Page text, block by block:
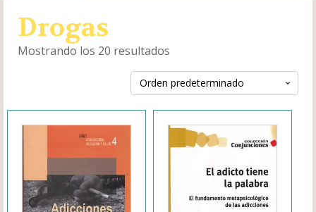
Drogas
Mostrando los 20 resultados